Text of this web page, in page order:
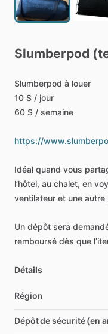
Slumberpod
Slumberpod à louer
10 $ ​/​ jour
60 $ ​/​ semaine
https://
Idéal quand vous
l’hôtel, au chalet, en
ventilateur et une autre
Un dépôt sera
remboursé dès que
Détails
Région
Dépôt de sécurité (en